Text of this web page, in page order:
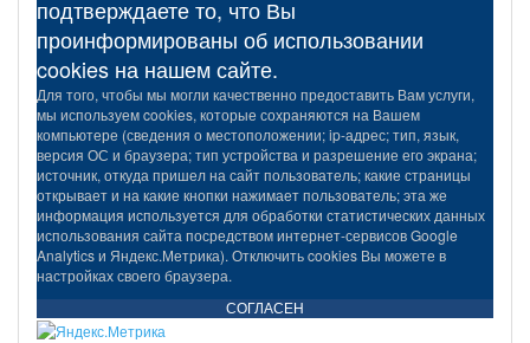
подтверждаете то, что Вы
проинформированы об использовании
cookies на нашем сайте.
Для того, чтобы мы могли качественно предоставить Вам услуги,
мы используем cookies, которые сохраняются на Вашем
компьютере (сведения о местоположении; ip-адрес; тип, язык,
версия ОС и браузера; тип устройства и разрешение его экрана;
источник, откуда пришел на сайт пользователь; какие страницы
открывает и на какие кнопки нажимает пользователь; эта же
информация используется для обработки статистических данных
использования сайта посредством интернет-сервисов Google
Analytics и Яндекс.Метрика). Отключить cookies Вы можете в
настройках своего браузера.
СОГЛАСЕН